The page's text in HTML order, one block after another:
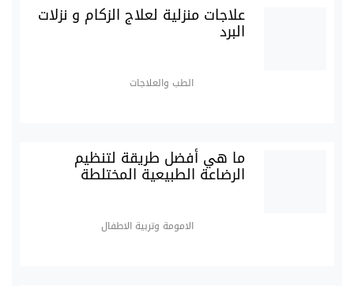
علاجات منزلية لعلاج الزكام و نزلات
البرد
الطب والعلاجات
ما هي أفضل طريقة لتنظيم
الرضاعة الطبيعية المختلطة
الامومة وتربية الاطفال